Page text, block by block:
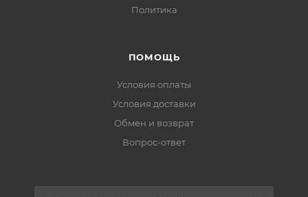
Политика
ПОМОЩЬ
Условия оплаты
Условия доставки
Обмен и возврат
Вопрос-ответ